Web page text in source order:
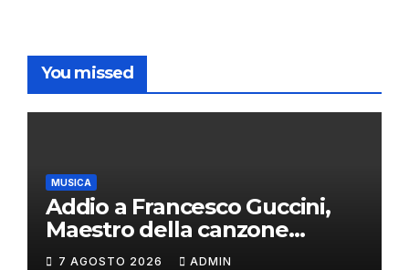
You missed
MUSICA
Addio a Francesco Guccini,
Maestro della canzone
d’autore
7 AGOSTO 2026 ADMIN